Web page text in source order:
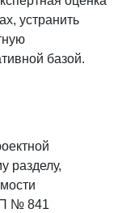
устранить
базой.
разделу,
№ 841